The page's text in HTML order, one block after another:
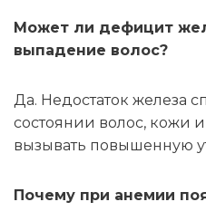
Может ли дефицит
выпадение волос?
Да. Недостаток железа
состоянии волос, кожи и
вызывать повышенную
Почему при анемии